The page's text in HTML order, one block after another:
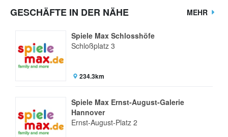
GESCHÄFTE IN DER NÄHE MEHR
Spiele Max Schlosshöfe
Schloßplatz 3
234.3km
Spiele Max Ernst-August-Galerie
Hannover
Ernst-August-Platz 2